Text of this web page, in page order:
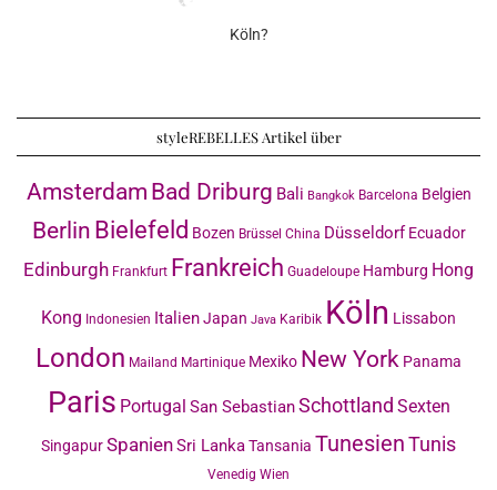
Köln?
styleREBELLES Artikel über
Amsterdam Bad Driburg Bali Bangkok Barcelona Belgien
Berlin Bielefeld Bozen Brüssel China Düsseldorf Ecuador
Edinburgh Frankfurt Frankreich Guadeloupe Hamburg Hong
Kong Indonesien ItalienJapan Java Karibik Köln Lissabon
London Mailand Martinique Mexiko New York Panama
Paris Portugal San SebastianSchottland Sexten
SingapurSpanienSri Lanka Tansania TunesienTunis
Venedig Wien